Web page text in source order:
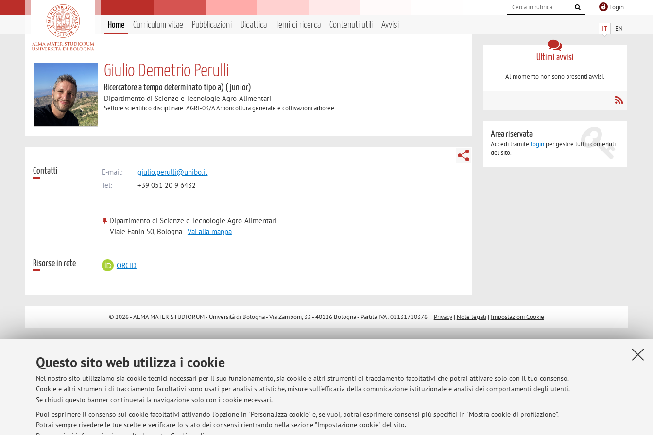
Questo sito web utilizza i cookie
Nel nostro sito utilizziamo sia cookie tecnici necessari per il suo funzionamento, sia cookie e altri strumenti di tracciamento facoltativi che potrai attivare solo con il tuo consenso.
Cookie e altri strumenti di tracciamento facoltativi sono usati per analisi statistiche, misure sull'efficacia della comunicazione istituzionale e analisi dei comportamenti degli utenti.
Se chiudi questo banner continuerai la navigazione solo con i cookie necessari.
Puoi esprimere il consenso sui cookie facoltativi attivando l'opzione in "Personalizza cookie" e, se vuoi, potrai esprimere consensi più specifici in "Mostra cookie di profilazione".
Potrai sempre rivedere le tue scelte e verificare lo stato dei consensi rientrando nella sezione "Impostazione cookie" del sito.
Login
IT EN
Home Curriculum vitae Pubblicazioni Didattica Temi di ricerca Contenuti utili Avvisi
Giulio Demetrio Perulli
Ricercatore a tempo determinato tipo a) (junior)
Dipartimento di Scienze e Tecnologie Agro-Alimentari
Settore scientifico disciplinare: AGRI-03/A Arboricoltura generale e coltivazioni arboree
Contatti E-mail:
giulio.perulli@unibo.it
Tel:
+39 051 20 9 6432
Dipartimento di Scienze e Tecnologie Agro-Alimentari
Viale Fanin 50, Bologna -Vai alla mappa
Risorse in rete ORCID
Ultimi avvisi
Al momento non sono presenti avvisi.
Area riservata
Accedi tramite login per gestire tutti i contenuti
del sito.
© 2026 - ALMA MATER STUDIORUM - Università di Bologna - Via Zamboni, 33 - 40126 Bologna - Partita IVA: 01131710376 Privacy| Note legali| Impostazioni Cookie